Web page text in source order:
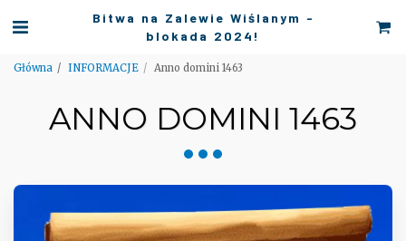
Bitwa na Zalewie Wiślanym -
blokada 2024!
Główna INFORMACJE Anno domini 1463
ANNO DOMINI 1463